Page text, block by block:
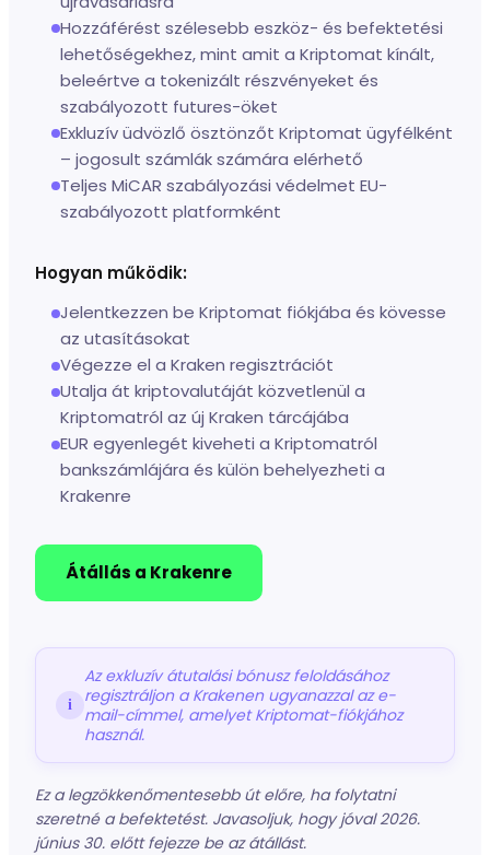
Hozzáférést szélesebb eszköz- és befektetési
lehetőségekhez, mint amit a Kriptomat kínált,
beleértve a tokenizált részvényeket és
szabályozott futures-öket
Exkluzív üdvözlő ösztönzőt Kriptomat ügyfélként
– jogosult számlák számára elérhető
Teljes MiCAR szabályozási védelmet EU-
szabályozott platformként
Hogyan működik:
Jelentkezzen be Kriptomat fiókjába és kövesse
az utasításokat
Végezze el a Kraken regisztrációt
Utalja át kriptovalutáját közvetlenül a
Kriptomatról az új Kraken tárcájába
EUR egyenlegét kiveheti a Kriptomatról
bankszámlájára és külön behelyezheti a
Krakenre
Átállás a Krakenre
i
Az exkluzív átutalási bónusz feloldásához
regisztráljon a Krakenen ugyanazzal az e-
mail-címmel, amelyet Kriptomat-fiókjához
használ.
Ez a legzökkenőmentesebb út előre, ha folytatni
szeretné a befektetést. Javasoljuk, hogy jóval 2026.
június 30. előtt fejezze be az átállást.